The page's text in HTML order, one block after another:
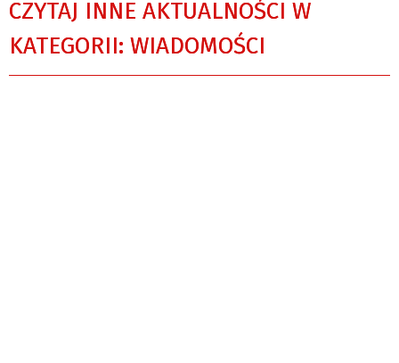
CZYTAJ INNE AKTUALNOŚCI W
KATEGORII: WIADOMOŚCI